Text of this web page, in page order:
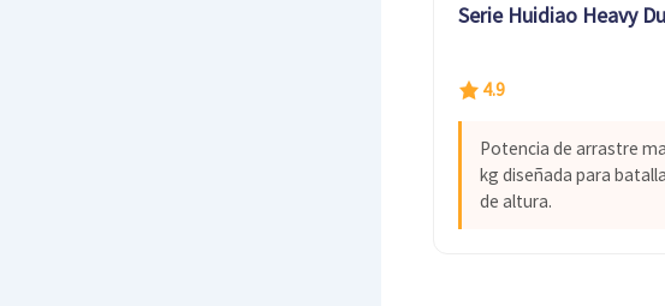
Serie Huidiao Heavy
4.9
Potencia de arrastre
kg diseñada para
de altura.